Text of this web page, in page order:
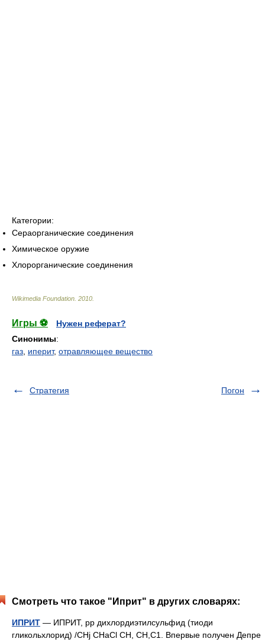
Категории:
Сераорганические соединения
Химическое оружие
Хлорорганические соединения
Wikimedia Foundation. 2010.
Игры ⚽
Нужен реферат?
Синонимы:
газ, иперит, отравляющее вещество
Стратегия Погон
Смотреть что такое "Иприт" в других словарях:
ИПРИТ — ИПРИТ, рр дихлордиэтилсульфид (тиоди
гликольхлорид) /CHj CHaCl СН, СН,С1. Впервые получен Депре